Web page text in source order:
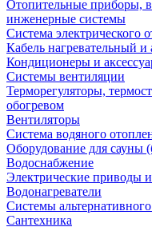
Отопительные приборы,
инженерные системы
Система электрического
Кабель нагревательный и
Кондиционеры и
Системы вентиляции
Терморегуляторы,
обогревом
Вентиляторы
Система водяного
Оборудование для сауны
Водоснабжение
Электрические приводы
Водонагреватели
Системы
Сантехника